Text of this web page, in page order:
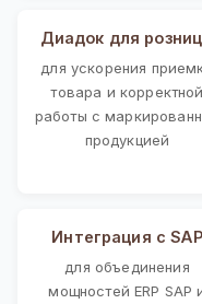
Диадок для
для ускорения
товара и корректной
работы с
продукцией
Интеграция с SAP
для объединения
мощностей ERP SAP